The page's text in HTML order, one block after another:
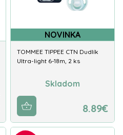
NOVINKA
TOMMEE TIPPEE CTN Dudlík
Ultra-light 6-18m, 2 ks
Skladom
8.89€